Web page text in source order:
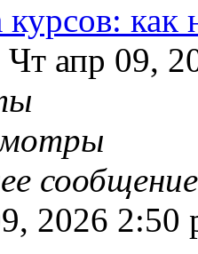
как
Чт апр 09,
2026 2:50